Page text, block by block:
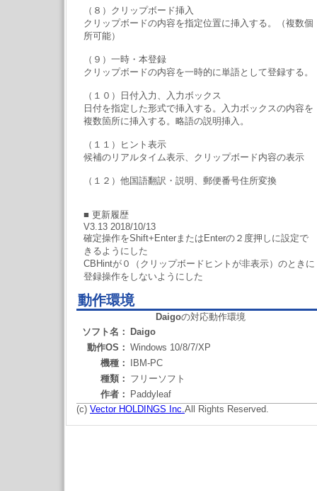
（８）クリップボード挿入
クリップボードの内容を指定位置に挿入する。（複数個
所可能）
（９）一時・本登録
クリップボードの内容を一時的に単語として登録する。
（１０）日付入力、入力ボックス
日付を指定した形式で挿入する。入力ボックスの内容を
複数箇所に挿入する。略語の説明挿入。
（１１）ヒント表示
候補のリアルタイム表示、クリップボード内容の表示
（１２）他国語翻訳・説明、郵便番号住所変換
■ 更新履歴
V3.13 2018/10/13
確定操作をShift+EnterまたはEnterの２度押しに設定で
きるようにした
CBHintが０（クリップボードヒントが非表示）のときに
登録操作をしないようにした
動作環境
Daigoの対応動作環境
ソフト名：
Daigo
動作OS： Windows 10/8/7/XP
機種：
IBM-PC
種類： フリーソフト
作者：
Paddyleaf
(c) Vector HOLDINGS Inc.All Rights Reserved.